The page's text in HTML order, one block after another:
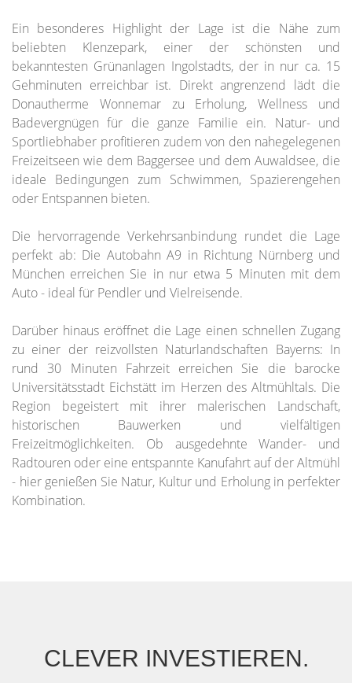
Ein besonderes Highlight der Lage ist die Nähe zum
beliebten Klenzepark, einer der schönsten und
bekanntesten Grünanlagen Ingolstadts, der in nur ca. 15
Gehminuten erreichbar ist. Direkt angrenzend lädt die
Donautherme Wonnemar zu Erholung, Wellness und
Badevergnügen für die ganze Familie ein. Natur- und
Sportliebhaber profitieren zudem von den nahegelegenen
Freizeitseen wie dem Baggersee und dem Auwaldsee, die
ideale Bedingungen zum Schwimmen, Spazierengehen
oder Entspannen bieten.
Die hervorragende Verkehrsanbindung rundet die Lage
perfekt ab: Die Autobahn A9 in Richtung Nürnberg und
München erreichen Sie in nur etwa 5 Minuten mit dem
Auto - ideal für Pendler und Vielreisende.
Darüber hinaus eröffnet die Lage einen schnellen Zugang
zu einer der reizvollsten Naturlandschaften Bayerns: In
rund 30 Minuten Fahrzeit erreichen Sie die barocke
Universitätsstadt Eichstätt im Herzen des Altmühltals. Die
Region begeistert mit ihrer malerischen Landschaft,
historischen Bauwerken und vielfältigen
Freizeitmöglichkeiten. Ob ausgedehnte Wander- und
Radtouren oder eine entspannte Kanufahrt auf der Altmühl
- hier genießen Sie Natur, Kultur und Erholung in perfekter
Kombination.
CLEVER INVESTIEREN.